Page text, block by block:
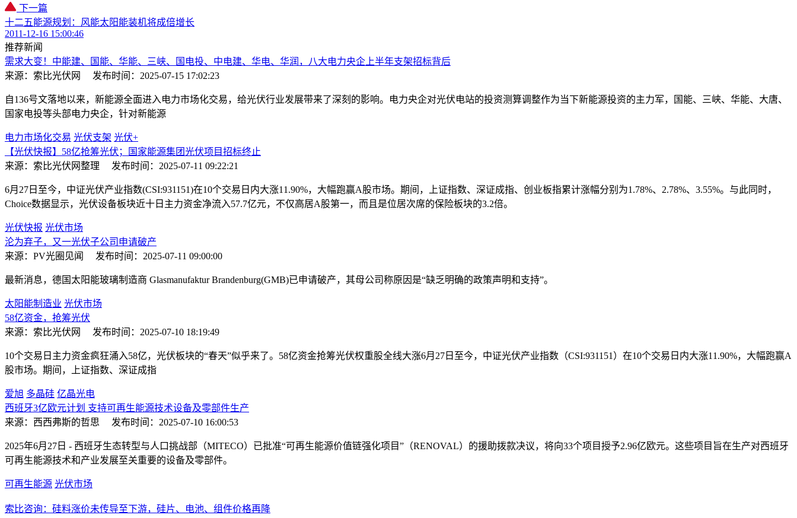
下一篇
十二五能源规划：风能太阳能装机将成倍增长
2011-12-16 15:00:46
推荐新闻
需求大变！中能建、国能、华能、三峡、国电投、中电建、华电、华润，八大电力央企上半年支架招标背后
来源：索比光伏网
发布时间：2025-07-15 17:02:23
自136号文落地以来，新能源全面进入电力市场化交易，给光伏行业发展带来了深刻的影响。电力央企对光伏电站的投资测算调整作为当下新能源投资的主力军，国能、三峡、华能、大唐、
国家电投等头部电力央企，针对新能源
电力市场化交易 光伏支架 光伏+
【光伏快报】58亿抢筹光伏；国家能源集团光伏项目招标终止
来源：索比光伏网整理
发布时间：2025-07-11 09:22:21
6月27日至今，中证光伏产业指数(CSI:931151)在10个交易日内大涨11.90%，大幅跑赢A股市场。期间，上证指数、深证成指、创业板指累计涨幅分别为1.78%、2.78%、3.55%。与此同时，
Choice数据显示，光伏设备板块近十日主力资金净流入57.7亿元，不仅高居A股第一，而且是位居次席的保险板块的3.2倍。
光伏快报 光伏市场
沦为弃子，又一光伏子公司申请破产
来源：PV光圈见闻
发布时间：2025-07-11 09:00:00
最新消息，德国太阳能玻璃制造商 Glasmanufaktur Brandenburg(GMB)已申请破产，其母公司称原因是“缺乏明确的政策声明和支持”。
太阳能制造业 光伏市场
58亿资金，抢筹光伏
来源：索比光伏网
发布时间：2025-07-10 18:19:49
10个交易日主力资金疯狂涌入58亿，光伏板块的“春天”似乎来了。58亿资金抢筹光伏权重股全线大涨6月27日至今，中证光伏产业指数（CSI:931151）在10个交易日内大涨11.90%，大幅跑赢A
股市场。期间，上证指数、深证成指
爱旭 多晶硅 亿晶光电
西班牙3亿欧元计划 支持可再生能源技术设备及零部件生产
来源：西西弗斯的哲思
发布时间：2025-07-10 16:00:53
2025年6月27日 - 西班牙生态转型与人口挑战部（MITECO）已批准“可再生能源价值链强化项目”（RENOVAL）的援助拨款决议，将向33个项目授予2.96亿欧元。这些项目旨在生产对西班牙
可再生能源技术和产业发展至关重要的设备及零部件。
可再生能源 光伏市场
索比咨询：硅料涨价未传导至下游，硅片、电池、组件价格再降